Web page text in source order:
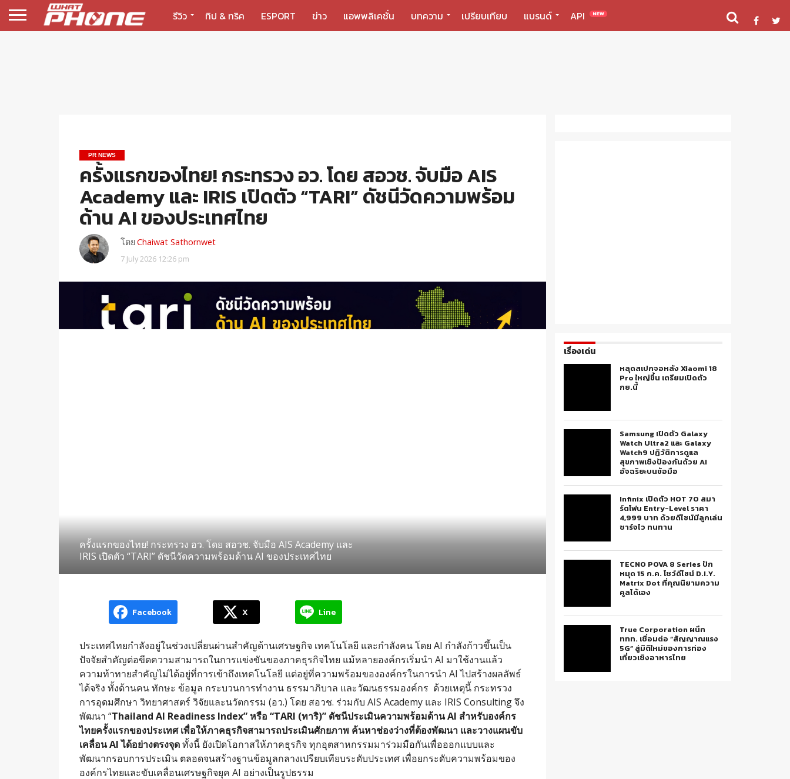
รีวิว ทิป & ทริค ESPORT ข่าว แอพพลิเคชั่น บทความ เปรียบเทียบ แบรนด์ API NEW
PR NEWS
ครั้งแรกของไทย! กระทรวง อว. โดย สอวช. จับมือ AIS
Academy และ IRIS เปิดตัว “TARI” ดัชนีวัดความพร้อม
ด้าน AI ของประเทศไทย
โดยChaiwat Sathornwet
7 July 2026 12:26 pm
ครั้งแรกของไทย! กระทรวง อว. โดย สอวช. จับมือ AIS Academy และ
IRIS เปิดตัว “TARI” ดัชนีวัดความพร้อมด้าน AI ของประเทศไทย
Facebook X Line
ประเทศไทยกำลังอยู่ในช่วงเปลี่ยนผ่านสำคัญด้านเศรษฐกิจ เทคโนโลยี และกำลังคน โดย AI กำลังก้าวขึ้นเป็น
ปัจจัยสำคัญต่อขีดความสามารถในการแข่งขันของภาคธุรกิจไทย แม้หลายองค์กรเริ่มนำ AI มาใช้งานแล้ว
ความท้าทายสำคัญไม่ได้อยู่ที่การเข้าถึงเทคโนโลยี แต่อยู่ที่ความพร้อมขององค์กรในการนำ AI ไปสร้างผลลัพธ์
ได้จริง ทั้งด้านคน ทักษะ ข้อมูล กระบวนการทำงาน ธรรมาภิบาล และวัฒนธรรมองค์กร ด้วยเหตุนี้ กระทรวง
การอุดมศึกษา วิทยาศาสตร์ วิจัยและนวัตกรรม (อว.) โดย สอวช. ร่วมกับ AIS Academy และ IRIS Consulting จึง
พัฒนา “Thailand AI Readiness Index” หรือ “TARI (ทาริ)” ดัชนีประเมินความพร้อมด้าน AI สำหรับองค์กร
ไทยครั้งแรกของประเทศ เพื่อให้ภาคธุรกิจสามารถประเมินศักยภาพ ค้นหาช่องว่างที่ต้องพัฒนา และวางแผนขับ
เคลื่อน AI ได้อย่างตรงจุดทั้งนี้ ยังเปิดโอกาสให้ภาคธุรกิจ ทุกอุตสาหกรรมมาร่วมมือกันเพื่อออกแบบและ
พัฒนากรอบการประเมิน ตลอดจนสร้างฐานข้อมูลกลางเปรียบเทียบระดับประเทศ เพื่อยกระดับความพร้อมของ
องค์กรไทยและขับเคลื่อนเศรษฐกิจยุค AI อย่างเป็นรูปธรรม
เรื่องเด่น
หลุดสเปกจอหลัง Xiaomi 18
Pro ใหญ่ขึ้น เตรียมเปิดตัว
กย.นี้
Samsung เปิดตัว Galaxy
Watch Ultra2 และ Galaxy
Watch9 ปฏิวัติการดูแล
สุขภาพเชิงป้องกันด้วย AI
อัจฉริยะบนข้อมือ
Infinix เปิดตัว HOT 70 สมา
ร์ตโฟน Entry-Level ราคา
4,999 บาท ด้วยดีไซน์มีลูกเล่น
ชาร์จไว ทนทาน
TECNO POVA 8 Series ปัก
หมุด 15 ก.ค. โชว์ดีไซน์ D.I.Y.
Matrix Dot ที่คุณนิยามความ
คูลได้เอง
True Corporation ผนึก
ททท. เชื่อมต่อ “สัญญาณแรง
5G” สู่มิติใหม่ของการท่อง
เที่ยวเชิงอาหารไทย